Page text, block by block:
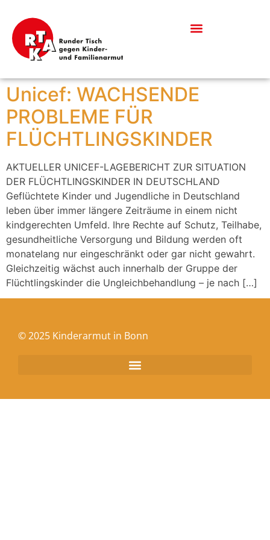
Unicef: WACHSENDE
PROBLEME FÜR
FLÜCHTLINGSKINDER
AKTUELLER UNICEF-LAGEBERICHT ZUR SITUATION
DER FLÜCHTLINGSKINDER IN DEUTSCHLAND
Geflüchtete Kinder und Jugendliche in Deutschland
leben über immer längere Zeiträume in einem nicht
kindgerechten Umfeld. Ihre Rechte auf Schutz, Teilhabe,
gesundheitliche Versorgung und Bildung werden oft
monatelang nur eingeschränkt oder gar nicht gewahrt.
Gleichzeitig wächst auch innerhalb der Gruppe der
Flüchtlingskinder die Ungleichbehandlung – je nach […]
© 2025 Kinderarmut in Bonn